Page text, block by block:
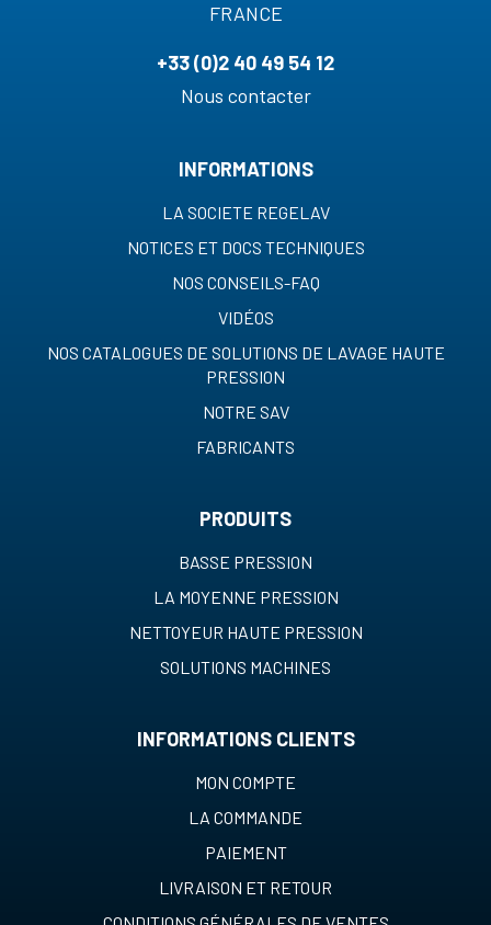
FRANCE
+33 (0)2 40 49 54 12
Nous contacter
INFORMATIONS
LA SOCIETE REGELAV
NOTICES ET DOCS TECHNIQUES
NOS CONSEILS-FAQ
VIDÉOS
NOS CATALOGUES DE SOLUTIONS DE LAVAGE HAUTE
PRESSION
NOTRE SAV
FABRICANTS
PRODUITS
BASSE PRESSION
LA MOYENNE PRESSION
NETTOYEUR HAUTE PRESSION
SOLUTIONS MACHINES
INFORMATIONS CLIENTS
MON COMPTE
LA COMMANDE
PAIEMENT
LIVRAISON ET RETOUR